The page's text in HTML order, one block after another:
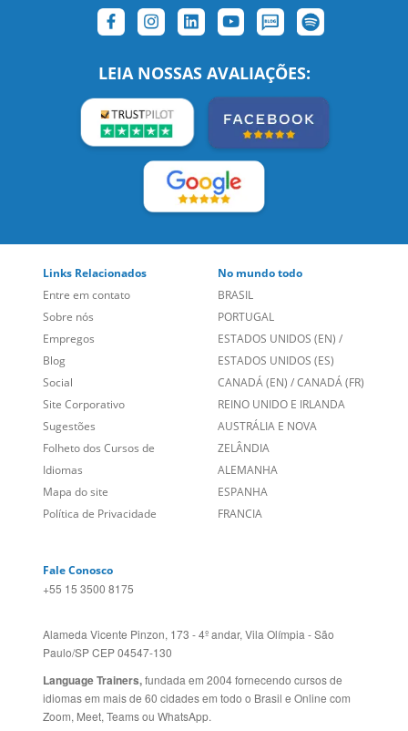
LEIA NOSSAS AVALIAÇÕES:
Links Relacionados
Entre em contato
Sobre nós
Empregos
Blog
Social
Site Corporativo
Sugestões
Folheto dos Cursos de
Idiomas
Mapa do site
Política de Privacidade
No mundo todo
BRASIL
PORTUGAL
ESTADOS UNIDOS (EN) /
ESTADOS UNIDOS (ES)
CANADÁ (EN) /CANADÁ (FR)
REINO UNIDO E IRLANDA
AUSTRÁLIA E NOVA
ZELÂNDIA
ALEMANHA
ESPANHA
FRANCIA
Fale Conosco
+55 15 3500 8175
Alameda Vicente Pinzon, 173 - 4º andar, Vila Olímpia - São
Paulo/SP CEP 04547-130
Language Trainers,fundada em 2004 fornecendo cursos de
idiomas em mais de 60 cidades em todo o Brasil e Online com
Zoom, Meet, Teams ou WhatsApp.